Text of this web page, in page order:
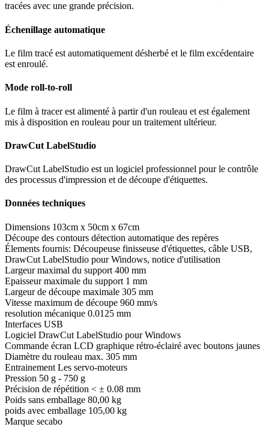
tracées avec une grande précision.
Échenillage automatique
Le film tracé est automatiquement désherbé et le film excédentaire
est enroulé.
Mode roll-to-roll
Le film à tracer est alimenté à partir d'un rouleau et est également
mis à disposition en rouleau pour un traitement ultérieur.
DrawCut LabelStudio
DrawCut LabelStudio est un logiciel professionnel pour le contrôle
des processus d'impression et de découpe d'étiquettes.
Données techniques
Dimensions 103cm x 50cm x 67cm
Découpe des contours détection automatique des repères
Élements fournis: Découpeuse finisseuse d'étiquettes, câble USB,
DrawCut LabelStudio pour Windows, notice d'utilisation
Largeur maximal du support 400 mm
Epaisseur maximale du support 1 mm
Largeur de découpe maximale 305 mm
Vitesse maximum de découpe 960 mm/s
resolution mécanique 0.0125 mm
Interfaces USB
Logiciel DrawCut LabelStudio pour Windows
Commande écran LCD graphique rétro-éclairé avec boutons jaunes
Diamètre du rouleau max. 305 mm
Entrainement Les servo-moteurs
Pression 50 g - 750 g
Précision de répétition < ± 0.08 mm
Poids sans emballage 80,00 kg
poids avec emballage 105,00 kg
Marque secabo